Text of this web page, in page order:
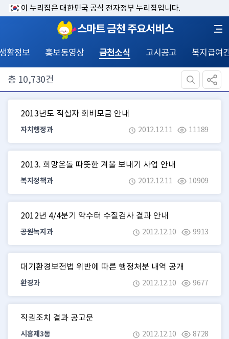
이 누리집은 대한민국 공식 전자정부 누리집입니다.
스마트 금천 주요서비스
활정보 홍보동영상 금천소식 고시공고 복지급여
총 10,730건
2013년도 적십자 회비모금 안내
자치행정과 2012.12.11 11189
2013. 희망온돌 따뜻한 겨울 보내기 사업 안내
복지정책과 2012.12.11 10909
2012년 4/4분기 약수터 수질검사 결과 안내
공원녹지과 2012.12.10 9913
대기환경보전법 위반에 따른 행정처분 내역 공개
환경과 2012.12.10 9677
직권조치 결과 공고문
시흥제3동 2012.12.10 8728